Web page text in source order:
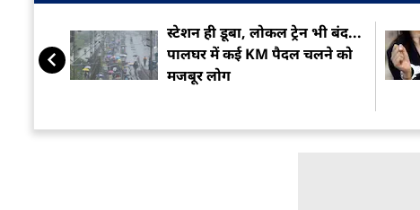
स्टेशन ही डूबा, लोकल ट्रेन भी बंद...
पालघर में कई KM पैदल चलने को
मजबूर लोग